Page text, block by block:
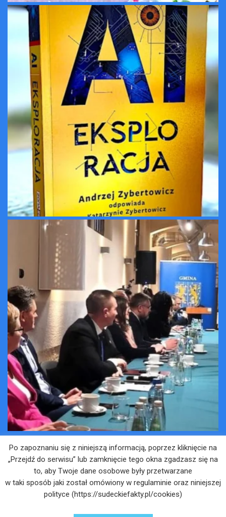
Muzyka przybliża do sacrum – zaproszenie na
koncert
Wakacje pełne przygód – są jeszcze miejsca na
Po zapoznaniu się z niniejszą informacją, poprzez kliknięcie na
„Przejdź do serwisu” lub zamknięcie tego okna zgadzasz się na
to, aby Twoje dane osobowe były przetwarzane
w taki sposób jaki został omówiony w regulaminie oraz niniejszej
polityce (https://sudeckiefakty.pl/cookies)